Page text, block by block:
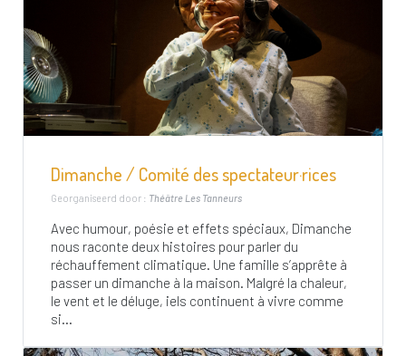
Dimanche / Comité des spectateur·rices
Georganiseerd door : Théâtre Les Tanneurs
Avec humour, poésie et effets spéciaux, Dimanche
nous raconte deux histoires pour parler du
réchauffement climatique. Une famille s’apprête à
passer un dimanche à la maison. Malgré la chaleur,
le vent et le déluge, iels continuent à vivre comme
si...